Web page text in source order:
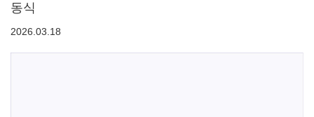
동식
2026.03.18